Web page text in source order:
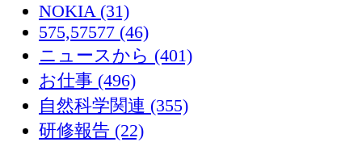
NOKIA (31)
575,57577 (46)
ニュースから (401)
お仕事 (496)
自然科学関連 (355)
研修報告 (22)